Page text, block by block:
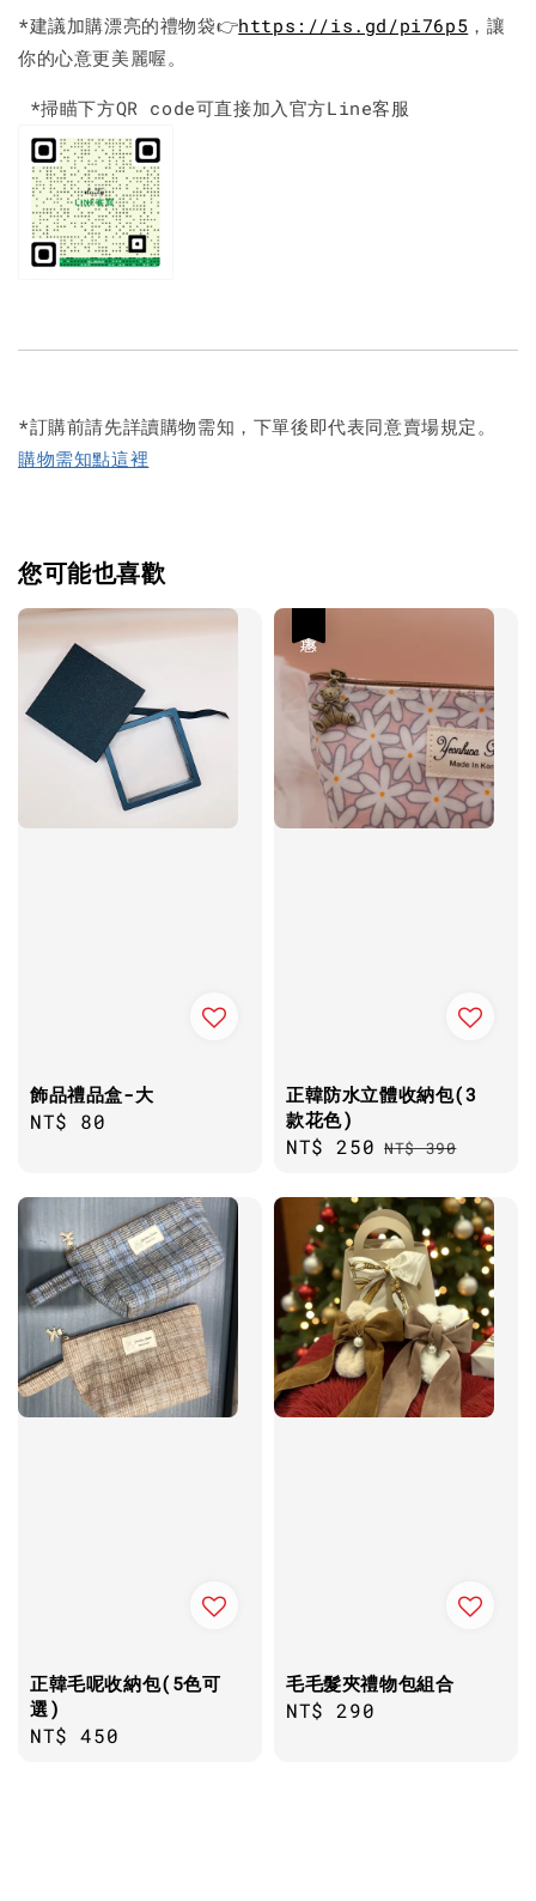
*建議加購漂亮的禮物袋👉https://is.gd/pi76p5 ，讓
你的心意更美麗喔。
*掃瞄下方QR code可直接加入官方Line客服
*訂購前請先詳讀購物需知，下單後即代表同意賣場規定。
購物需知點這裡
您可能也喜歡
飾品禮品盒-大
Regular
NT$ 80
正韓防水立體收納包(3
款花色)
Sale
NT$ 250 Regular
NT$ 390
正韓毛呢收納包(5色可
選)
Regular
NT$ 450
毛毛髮夾禮物包組合
Regular
NT$ 290